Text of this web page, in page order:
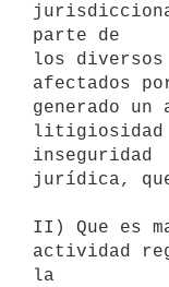
parte de
los diversos
afectados
generado
litigiosidad
inseguridad
jurídica,
II) Que es
actividad
la